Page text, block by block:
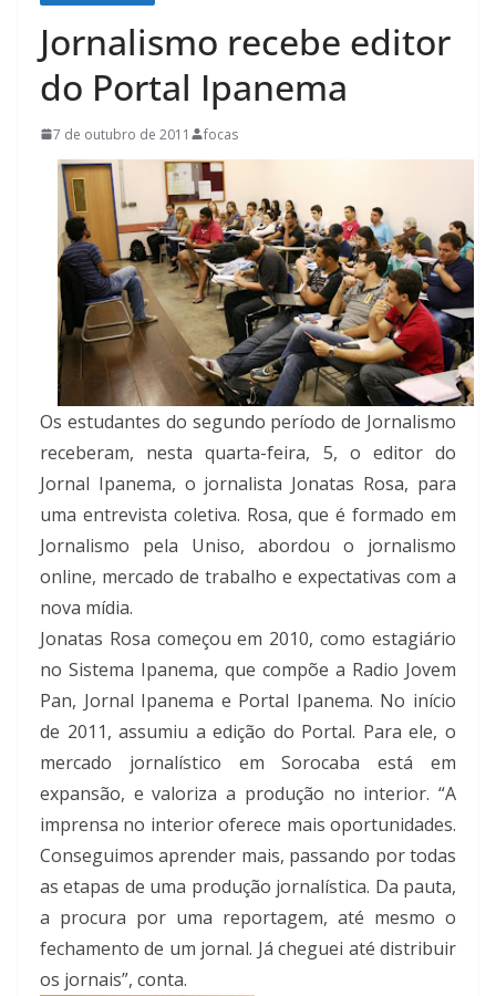
Jornalismo recebe editor
do Portal Ipanema
7 de outubro de 2011 focas
Os estudantes do segundo período de Jornalismo
receberam, nesta quarta-feira, 5, o editor do
Jornal Ipanema, o jornalista Jonatas Rosa, para
uma entrevista coletiva. Rosa, que é formado em
Jornalismo pela Uniso, abordou o jornalismo
online, mercado de trabalho e expectativas com a
nova mídia.
Jonatas Rosa começou em 2010, como estagiário
no Sistema Ipanema, que compõe a Radio Jovem
Pan, Jornal Ipanema e Portal Ipanema. No início
de 2011, assumiu a edição do Portal. Para ele, o
mercado jornalístico em Sorocaba está em
expansão, e valoriza a produção no interior. “A
imprensa no interior oferece mais oportunidades.
Conseguimos aprender mais, passando por todas
as etapas de uma produção jornalística. Da pauta,
a procura por uma reportagem, até mesmo o
fechamento de um jornal. Já cheguei até distribuir
os jornais”, conta.